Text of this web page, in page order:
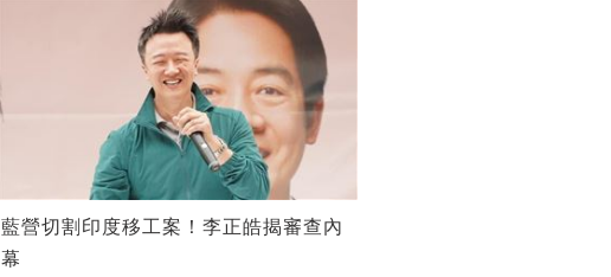
藍營切割印度移工案！李正皓揭審查內
幕